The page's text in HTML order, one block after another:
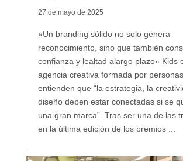
27 de mayo de 2025
«Un branding sólido no solo genera
reconocimiento, sino que también
confianza y lealtad alargo plazo» Kids
agencia creativa formada por
entienden que “la estrategia, la
diseño deben estar conectadas si se
una gran marca”. Tras ser una de las
en la última edición de los premios ...